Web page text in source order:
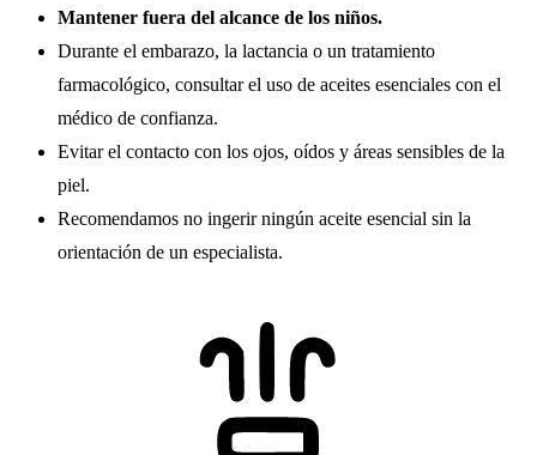
Mantener fuera del alcance de los niños.
Durante el embarazo, la lactancia o un tratamiento
farmacológico, consultar el uso de aceites esenciales con el
médico de confianza.
Evitar el contacto con los ojos, oídos y áreas sensibles de la
piel.
Recomendamos no ingerir ningún aceite esencial sin la
orientación de un especialista.